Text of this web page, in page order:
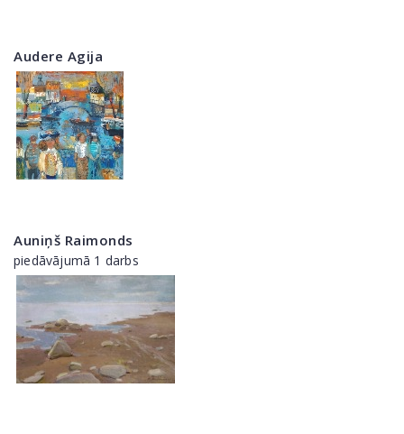
Audere Agija
Auniņš Raimonds
piedāvājumā 1 darbs